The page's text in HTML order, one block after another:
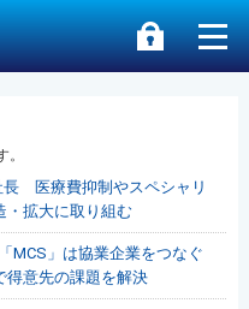
長 医療費抑制やスペシャリ
拡大に取り組む
MCS」は協業企業をつなぐ
意先の課題を解決